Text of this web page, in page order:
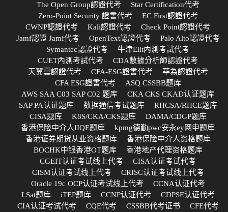
The Open Group認證代考
Star Certification代考
Zero-Point Security 證書代考
EC First認證代考
CWNP認證代考
Kali認證代考
Check Point認證代考
Jamf認證 Jamf代考
OpenText認證代考
Palo Alto認證代考
Symantec認證代考
牛津Ellt內測考試代考
CUET內測考試代考
CDA數據分析師認證代考
天翼雲認證代考
CFA-ESG證書代考
華為認證代考
CFA ESG證書代考
ASQ CSSBB题库
AWS SAA C03 SAP C02 题库
CKA CKS CKAD认证题库
SAP PA认证题库
数据通信考试题库
RHCSA/RHCE题库
CISA题库
K8S/CKA/CKS题库
DAMA/CDGP题库
香港保险中介人IIQE题库
kpmg德勤pwc安永ey网申题库
香港证券期货从业资格题库
香港保险中介人资格题库
BOCHK中银香港OT题库
香港地产代理资格题库
CGEIT认证考试线上代考
CISA认证考试代考
CISM认证考试线上代考
CRISC认证考试线上代考
Oracle 19c OCP认证考试线上代考
CCNA认证代考
LSat题库
iTEP题库 CCNP认证代考
CDPSE认证代考
CIA认证考试代考
CQE代考 CSSBB代考证书
CFE代考